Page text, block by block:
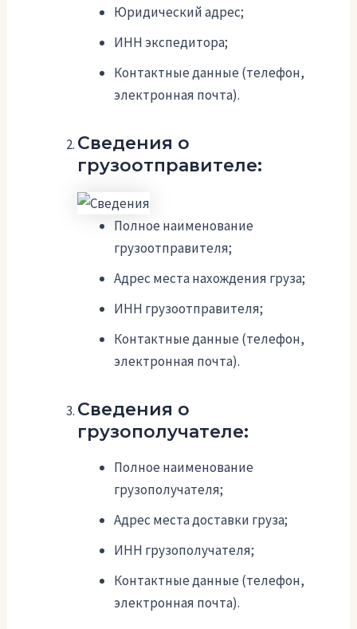
Юридический адрес;
ИНН экспедитора;
Контактные данные (телефон,
электронная почта).
Сведения о
грузоотправителе:
Полное наименование
грузоотправителя;
Адрес места нахождения груза;
ИНН грузоотправителя;
Контактные данные (телефон,
электронная почта).
Сведения о
грузополучателе:
Полное наименование
грузополучателя;
Адрес места доставки груза;
ИНН грузополучателя;
Контактные данные (телефон,
электронная почта).